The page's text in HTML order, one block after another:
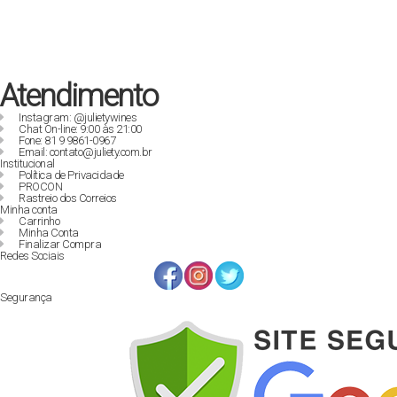
Atendimento
Instagram: @julietywines
Chat On-line: 9:00 às 21:00
Fone: 81 9 9861-0967
Email: contato@juliety.com.br
Institucional
Política de Privacidade
PROCON
Rastreio dos Correios
Minha conta
Carrinho
Minha Conta
Finalizar Compra
Redes Sociais
Segurança